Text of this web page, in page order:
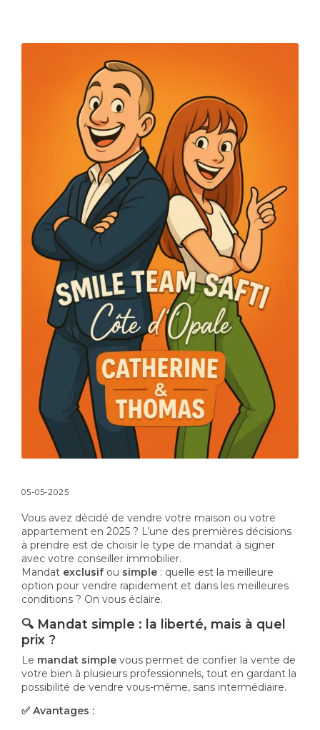
05-05-2025
Vous avez décidé de vendre votre maison ou votre
appartement en 2025 ? L’une des premières décisions
à prendre est de choisir le type de mandat à signer
avec votre conseiller immobilier.
Mandat exclusifou simple : quelle est la meilleure
option pour vendre rapidement et dans les meilleures
conditions ? On vous éclaire.
🔍 Mandat simple : la liberté, mais à quel
prix ?
Le mandat simple vous permet de confier la vente de
votre bien à plusieurs professionnels, tout en gardant la
possibilité de vendre vous-même, sans intermédiaire.
✅ Avantages :